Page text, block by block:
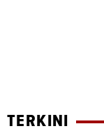
TERKINI